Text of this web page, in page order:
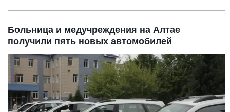
Больница и медучреждения на Алтае
получили пять новых автомобилей